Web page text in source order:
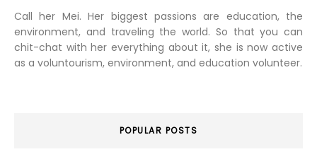
Call her Mei. Her biggest passions are education, the
environment, and traveling the world. So that you can
chit-chat with her everything about it, she is now active
as a voluntourism, environment, and education volunteer.
POPULAR POSTS